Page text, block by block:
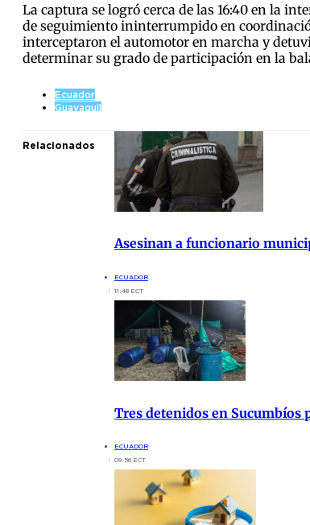
La captura se logró cerca de las 16:40 en la
de seguimiento ininterrumpido en
interceptaron el automotor en marcha y
determinar su grado de participación en la
Ecuador
Guayaquil
Relacionados
Asesinan a funcionario
ECUADOR
11:48 ECT
Tres detenidos en
ECUADOR
09:56 ECT